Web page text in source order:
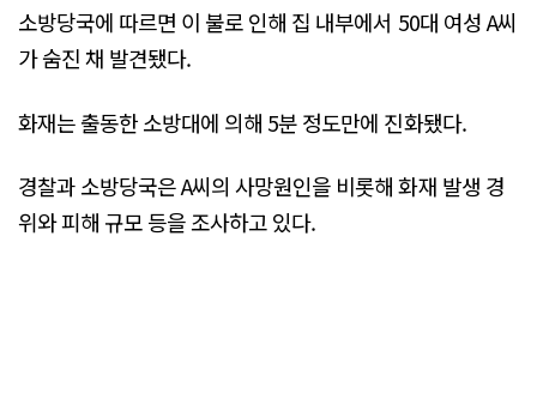
소방당국에 따르면 이 불로 인해 집 내부에서 50대 여성 A씨
가 숨진 채 발견됐다.
화재는 출동한 소방대에 의해 5분 정도만에 진화됐다.
경찰과 소방당국은 A씨의 사망원인을 비롯해 화재 발생 경
위와 피해 규모 등을 조사하고 있다.